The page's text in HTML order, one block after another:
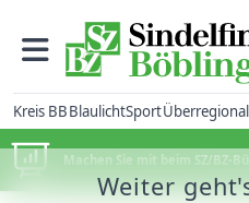
Kreis BBBlaulichtSportÜberregional
Machen Sie mit beim SZ/BZ-
Weiter